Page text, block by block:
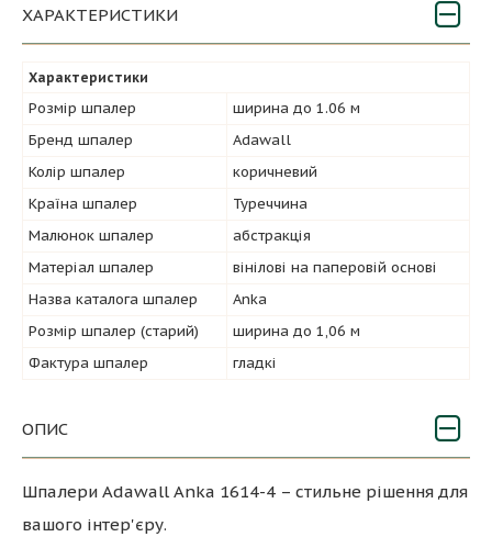
ХАРАКТЕРИСТИКИ
Характеристики
Розмір шпалер
ширина до 1.06 м
Бренд шпалер
Adawall
Колір шпалер
коричневий
Країна шпалер
Туреччина
Малюнок шпалер
абстракція
Матеріал шпалер
вінілові на паперовій основі
Назва каталога шпалер
Anka
Розмір шпалер (старий)
ширина до 1,06 м
Фактура шпалер
гладкі
ОПИС
Шпалери Adawall Anka 1614-4 – стильне рішення для
вашого інтер'єру.